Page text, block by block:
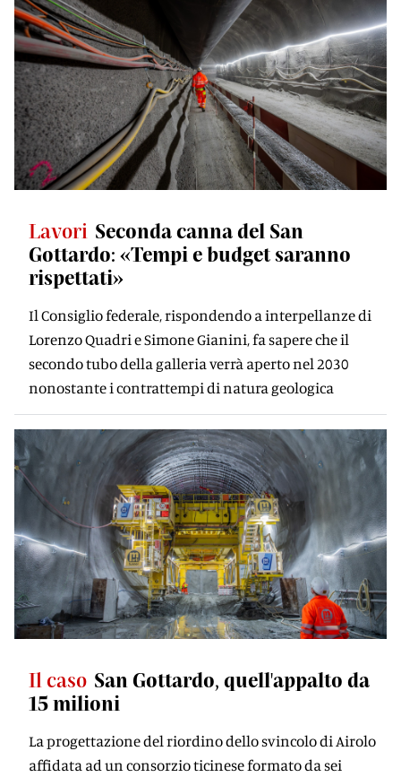
Lavori Seconda canna del San
Gottardo: «Tempi e budget saranno
rispettati»
Il Consiglio federale, rispondendo a interpellanze di
Lorenzo Quadri e Simone Gianini, fa sapere che il
secondo tubo della galleria verrà aperto nel 2030
nonostante i contrattempi di natura geologica
Il caso San Gottardo, quell'appalto da
15 milioni
La progettazione del riordino dello svincolo di Airolo
affidata ad un consorzio ticinese formato da sei